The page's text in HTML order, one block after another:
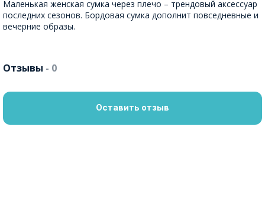
Маленькая женская сумка через плечо – трендовый аксессуар
последних сезонов. Бордовая сумка дополнит повседневные и
вечерние образы.
Отзывы - 0
Оставить отзыв